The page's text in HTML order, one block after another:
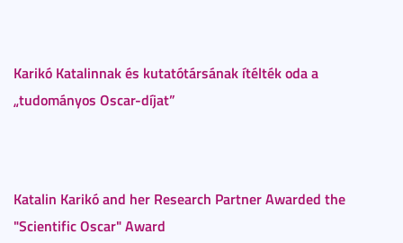
Karikó Katalinnak és kutatótársának ítélték oda a
„tudományos Oscar-díjat”
Katalin Karikó and her Research Partner Awarded the
"Scientific Oscar" Award